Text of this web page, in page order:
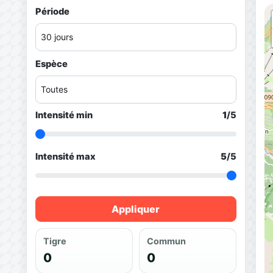
Période
Espèce
Intensité min 1/5
Intensité max 5/5
Appliquer
Tigre
0
Commun
0